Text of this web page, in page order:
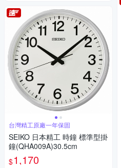
台灣精工原廠一年保固
SEIKO 日本精工 時鐘 標準型掛
鐘(QHA009A)30.5cm
$1,170